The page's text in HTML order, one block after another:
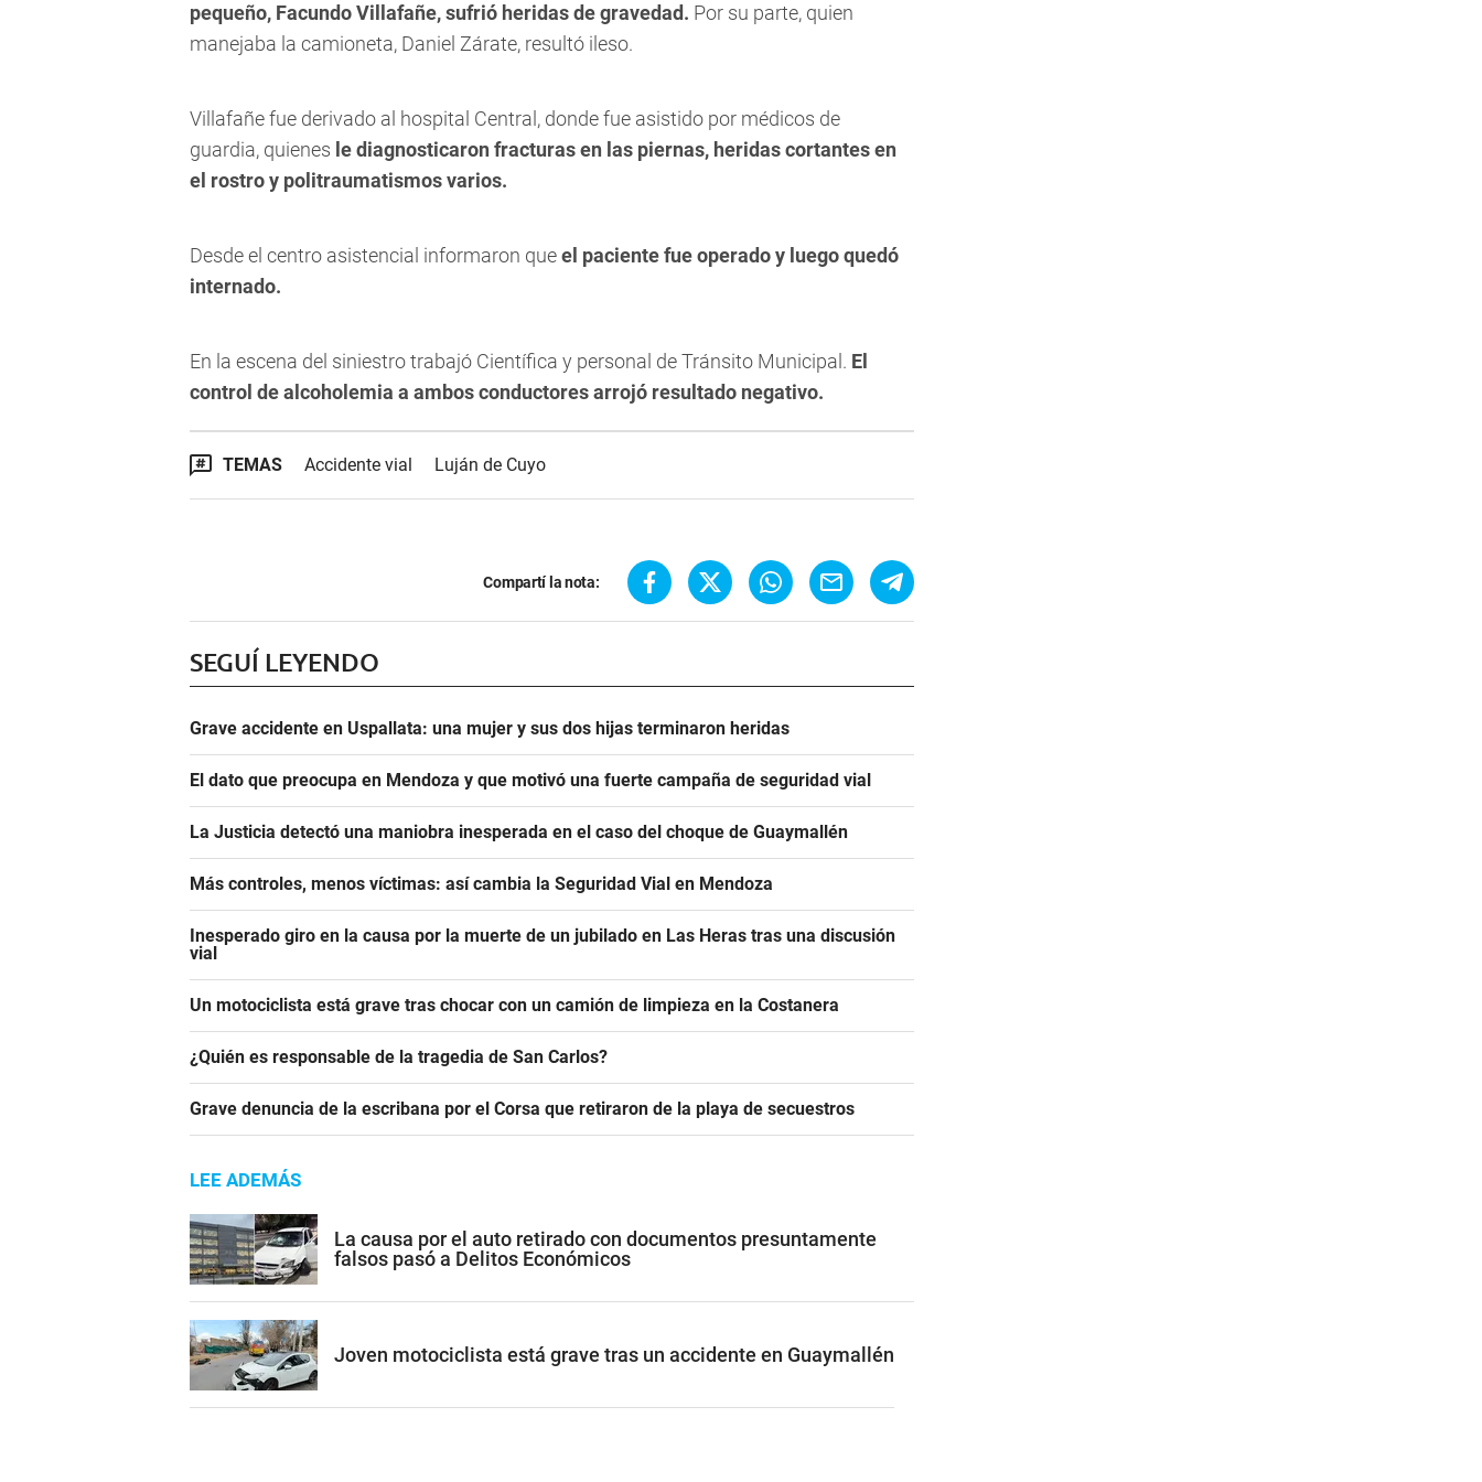
pequeño, Facundo Villafañe, sufrió heridas de gravedad. Por su parte, quien
manejaba la camioneta, Daniel Zárate, resultó ileso.
Villafañe fue derivado al hospital Central, donde fue asistido por médicos de
guardia, quienes le diagnosticaron fracturas en las piernas, heridas cortantes en
el rostro y politraumatismos varios.
Desde el centro asistencial informaron queel paciente fue operado y luego quedó
internado.
En la escena del siniestro trabajó Científica y personal de Tránsito Municipal. El
control de alcoholemia a ambos conductores arrojó resultado negativo.
TEMAS Accidente vial Luján de Cuyo
Compartí la nota:
SEGUÍ LEYENDO
Grave accidente en Uspallata: una mujer y sus dos hijas terminaron heridas
El dato que preocupa en Mendoza y que motivó una fuerte campaña de seguridad vial
La Justicia detectó una maniobra inesperada en el caso del choque de Guaymallén
Más controles, menos víctimas: así cambia la Seguridad Vial en Mendoza
Inesperado giro en la causa por la muerte de un jubilado en Las Heras tras una discusión
vial
Un motociclista está grave tras chocar con un camión de limpieza en la Costanera
¿Quién es responsable de la tragedia de San Carlos?
Grave denuncia de la escribana por el Corsa que retiraron de la playa de secuestros
LEE ADEMÁS
La causa por el auto retirado con documentos presuntamente
falsos pasó a Delitos Económicos
Joven motociclista está grave tras un accidente en Guaymallén